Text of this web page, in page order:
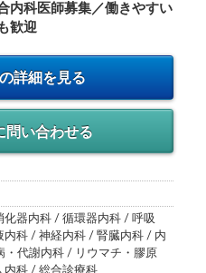
内科医師募集／働きやすい
歓迎
詳細を見る
問い合わせる
化器内科 / 循環器内科 / 呼吸
内科 / 神経内科 / 腎臓内科 / 内
・代謝内科 / リウマチ・膠原